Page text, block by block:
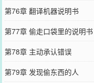
第76章 翻译机器说明书
第77章 偷走口袋里的说明书
第78章 主动承认错误
第79章 发现偷东西的人